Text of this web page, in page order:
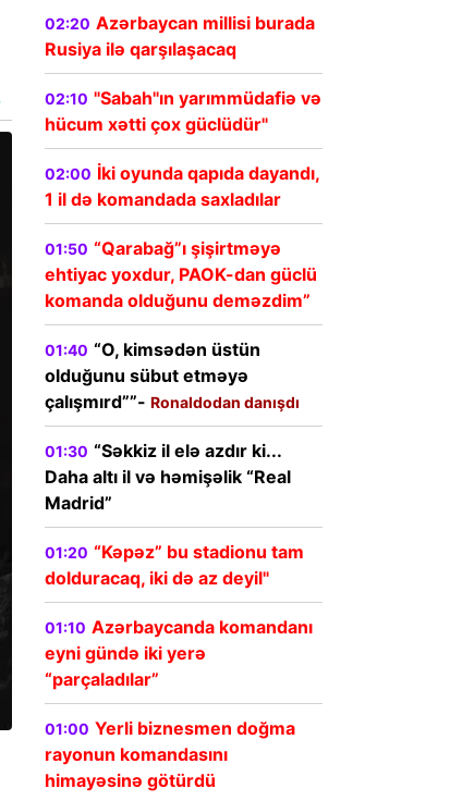
02:20 Azərbaycan millisi burada
Rusiya ilə qarşılaşacaq
02:10 "Sabah"ın yarımmüdafiə və
hücum xətti çox güclüdür"
02:00 İki oyunda qapıda dayandı,
1 il də komandada saxladılar
01:50 “Qarabağ”ı şişirtməyə
ehtiyac yoxdur, PAOK-dan güclü
komanda olduğunu deməzdim”
01:40 “O, kimsədən üstün
olduğunu sübut etməyə
çalışmırd””- Ronaldodan danışdı
01:30 “Səkkiz il elə azdır ki...
Daha altı il və həmişəlik “Real
Madrid”
01:20 “Kəpəz” bu stadionu tam
dolduracaq, iki də az deyil"
01:10 Azərbaycanda komandanı
eyni gündə iki yerə
“parçaladılar”
01:00 Yerli biznesmen doğma
rayonun komandasını
himayəsinə götürdü